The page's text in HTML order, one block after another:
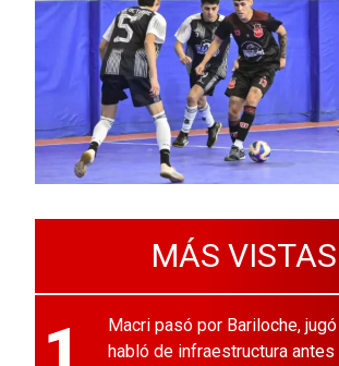
MÁS VISTAS
Macri pasó por Bariloche,
habló de infraestructura antes